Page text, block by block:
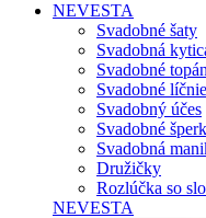
NEVESTA
Svadobné šaty
Svadobná
Svadobné
Svadobné líčnie
Svadobný účes
Svadobné
Svadobná
Družičky
Rozlúčka so
NEVESTA